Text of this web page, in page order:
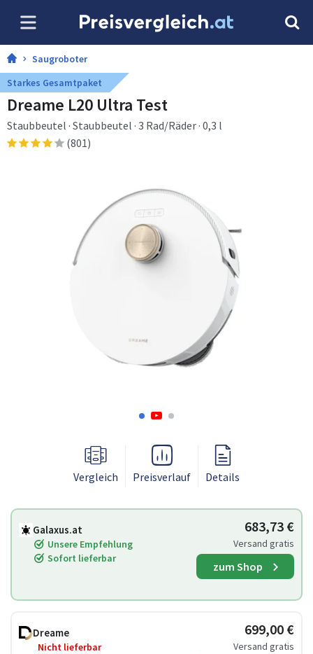
Saugroboter
Starkes Gesamtpaket
Dreame L20 Ultra Test
Staubbeutel · Staubbeutel · 3 Rad/Räder · 0,3 l
(801)
Vergleich Preisverlauf Details
Galaxus.at
Unsere Empfehlung
Sofort lieferbar
683,73 €
Versand gratis
zum Shop
Dreame
Nicht lieferbar
699,00 €
Versand gratis